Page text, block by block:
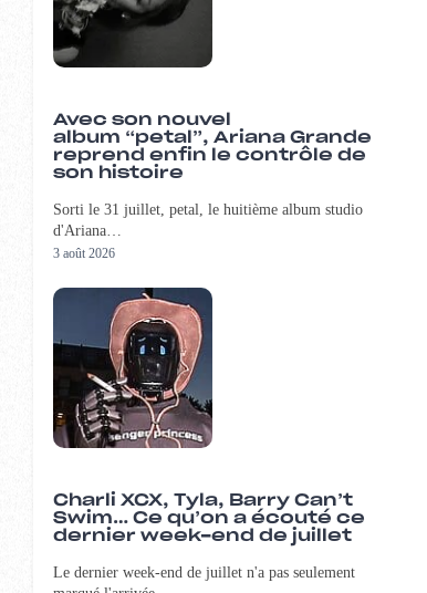
Avec son nouvel
album “petal”, Ariana Grande
reprend enfin le contrôle de
son histoire
Sorti le 31 juillet, petal, le huitième album studio
d'Ariana…
3 août 2026
Charli XCX, Tyla, Barry Can’t
Swim… Ce qu’on a écouté ce
dernier week-end de juillet
Le dernier week-end de juillet n'a pas seulement